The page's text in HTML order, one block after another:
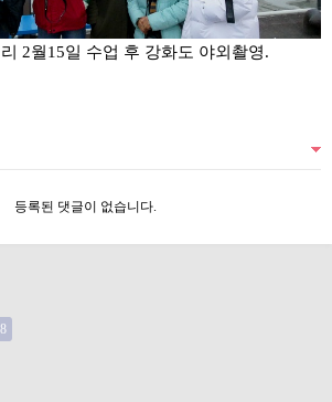
2월15일 수업 후 강화도 야외촬영.
등록된 댓글이 없습니다.
8